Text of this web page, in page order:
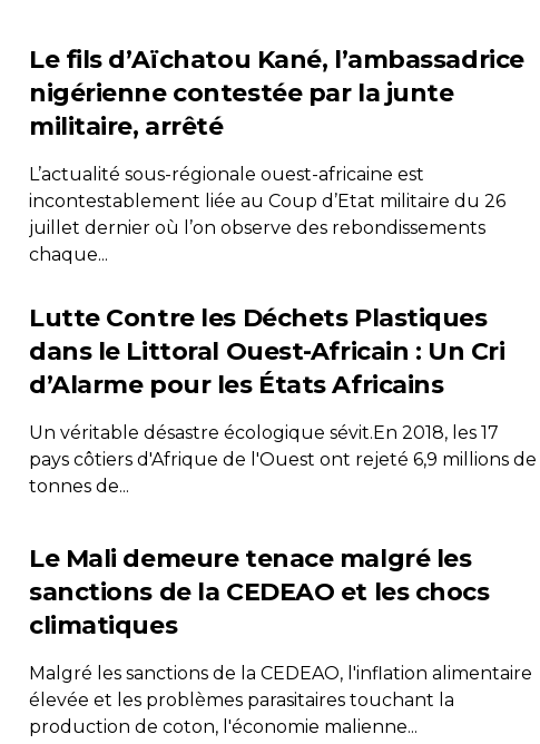
Le fils d’Aïchatou Kané, l’ambassadrice
nigérienne contestée par la junte
militaire, arrêté
L’actualité sous-régionale ouest-africaine est
incontestablement liée au Coup d’Etat militaire du 26
juillet dernier où l’on observe des rebondissements
chaque...
Lutte Contre les Déchets Plastiques
dans le Littoral Ouest-Africain : Un Cri
d’Alarme pour les États Africains
Un véritable désastre écologique sévit.En 2018, les 17
pays côtiers d'Afrique de l'Ouest ont rejeté 6,9 millions de
tonnes de...
Le Mali demeure tenace malgré les
sanctions de la CEDEAO et les chocs
climatiques
Malgré les sanctions de la CEDEAO, l'inflation alimentaire
élevée et les problèmes parasitaires touchant la
production de coton, l'économie malienne...